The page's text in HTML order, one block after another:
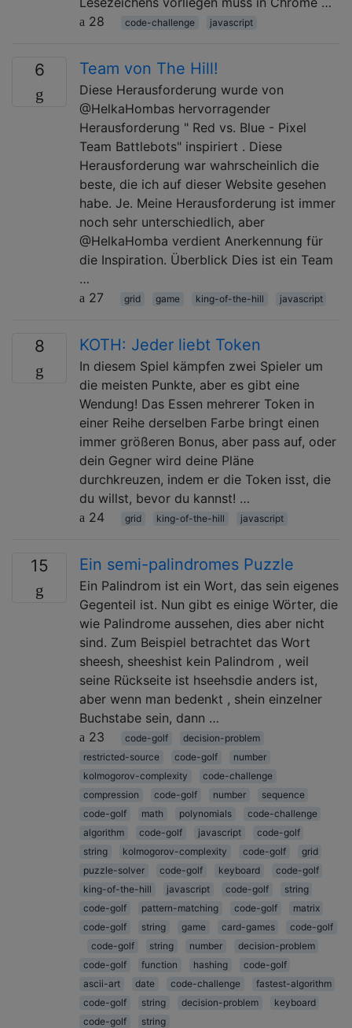
28
code-challenge javascript
6 Team von The Hill!
Diese Herausforderung wurde von
@HelkaHombas hervorragender
Herausforderung " Red vs. Blue - Pixel
Team Battlebots" inspiriert . Diese
Herausforderung war wahrscheinlich die
beste, die ich auf dieser Website gesehen
habe. Je. Meine Herausforderung ist immer
noch sehr unterschiedlich, aber
@HelkaHomba verdient Anerkennung für
die Inspiration. Überblick Dies ist ein Team
…
27
grid game king-of-the-hill javascript
8 KOTH: Jeder liebt Token
In diesem Spiel kämpfen zwei Spieler um
die meisten Punkte, aber es gibt eine
Wendung! Das Essen mehrerer Token in
einer Reihe derselben Farbe bringt einen
immer größeren Bonus, aber pass auf, oder
dein Gegner wird deine Pläne
durchkreuzen, indem er die Token isst, die
du willst, bevor du kannst! …
24
grid king-of-the-hill javascript
15 Ein semi-palindromes Puzzle
Ein Palindrom ist ein Wort, das sein eigenes
Gegenteil ist. Nun gibt es einige Wörter, die
wie Palindrome aussehen, dies aber nicht
sind. Zum Beispiel betrachtet das Wort
sheesh, sheeshist kein Palindrom , weil
seine Rückseite ist hseehsdie anders ist,
aber wenn man bedenkt , shein einzelner
Buchstabe sein, dann …
23
code-golf
decision-problem
restricted-source
code-golf
number
kolmogorov-complexity
code-challenge
compression
code-golf number
sequence
code-golf
math polynomials
code-challenge
algorithm
code-golf javascript
code-golf
string
kolmogorov-complexity code-golf
grid
puzzle-solver
code-golf keyboard
code-golf
king-of-the-hill
javascript code-golf
string
code-golf
pattern-matching code-golf
matrix
code-golf
string game card-games
code-golf
code-golf
string number
decision-problem
code-golf
function hashing
code-golf
ascii-art
date code-challenge
fastest-algorithm
code-golf
string decision-problem
keyboard
code-golf
string